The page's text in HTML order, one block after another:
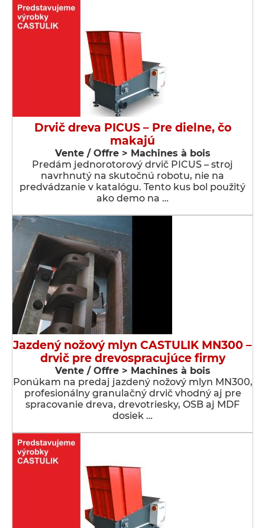
Drvič dreva PICUS – Pre dielne, čo
makajú
Vente / Offre > Machines à bois
Predám jednorotorový drvič PICUS – stroj
navrhnutý na skutočnú robotu, nie na
predvádzanie v katalógu. Tento kus bol použitý
ako demo na …
Jazdený nožový mlyn CASTULIK MN300 –
drvič pre drevospracujúce firmy
Vente / Offre > Machines à bois
Ponúkam na predaj jazdený nožový mlyn MN300,
profesionálny granulačný drvič vhodný aj pre
spracovanie dreva, drevotriesky, OSB aj MDF
dosiek …